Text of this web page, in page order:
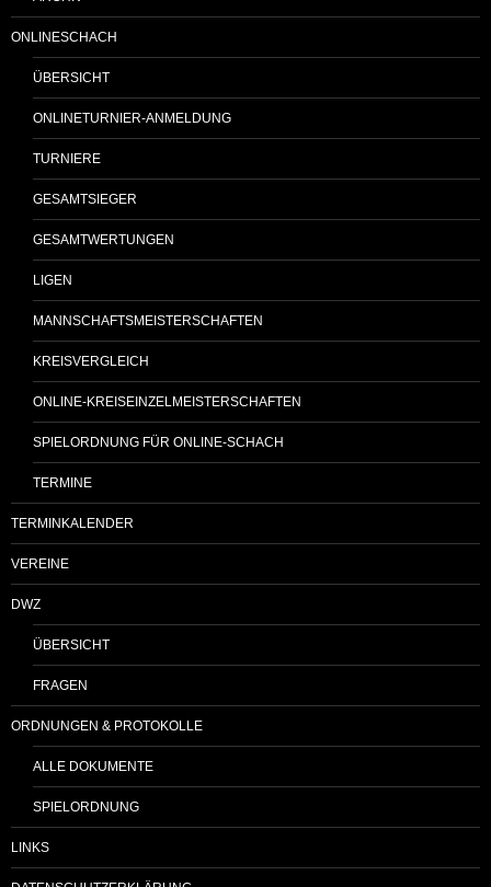
ONLINESCHACH
ÜBERSICHT
ONLINETURNIER-ANMELDUNG
TURNIERE
GESAMTSIEGER
GESAMTWERTUNGEN
LIGEN
MANNSCHAFTSMEISTERSCHAFTEN
KREISVERGLEICH
ONLINE-KREISEINZELMEISTERSCHAFTEN
SPIELORDNUNG FÜR ONLINE-SCHACH
TERMINE
TERMINKALENDER
VEREINE
DWZ
ÜBERSICHT
FRAGEN
ORDNUNGEN & PROTOKOLLE
ALLE DOKUMENTE
SPIELORDNUNG
LINKS